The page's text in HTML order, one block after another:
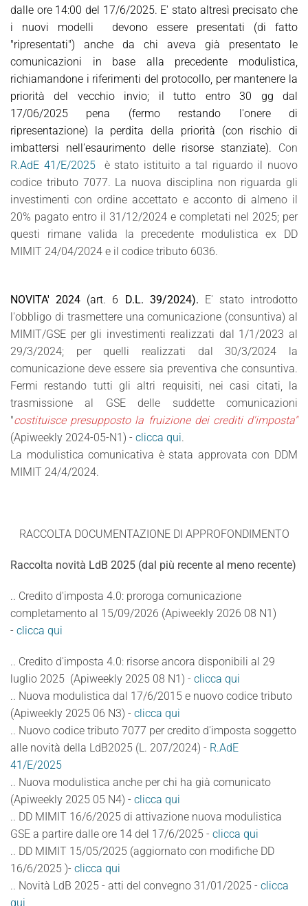
dalle ore 14:00 del 17/6/2025. E' stato altresì precisato che
i nuovi modelli devono essere presentati (di fatto
"ripresentati") anche da chi aveva già presentato le
comunicazioni in base alla precedente modulistica,
richiamandone i riferimenti del protocollo, per mantenere la
priorità del vecchio invio; il tutto entro 30 gg dal
17/06/2025 pena (fermo restando l'onere di
ripresentazione) la perdita della priorità (con rischio di
imbattersi nell'esaurimento delle risorse stanziate). Con
R.AdE 41/E/2025è stato istituito a tal riguardo il nuovo
codice tributo 7077. La nuova disciplina non riguarda gli
investimenti con ordine accettato e acconto di almeno il
20% pagato entro il 31/12/2024 e completati nel 2025; per
questi rimane valida la precedente modulistica ex DD
MIMIT 24/04/2024 e il codice tributo 6036.
NOVITA' 2024 (art. 6 D.L. 39/2024). E' stato introdotto
l'obbligo di trasmettere una comunicazione (consuntiva) al
MIMIT/GSE per gli investimenti realizzati dal 1/1/2023 al
29/3/2024; per quelli realizzati dal 30/3/2024 la
comunicazione deve essere sia preventiva che consuntiva.
Fermi restando tutti gli altri requisiti, nei casi citati, la
trasmissione al GSE delle suddette comunicazioni
"costituisce presupposto la fruizione dei crediti d'imposta"
(Apiweekly 2024-05-N1) - clicca qui.
La modulistica comunicativa è stata approvata con DDM
MIMIT 24/4/2024.
RACCOLTA DOCUMENTAZIONE DI APPROFONDIMENTO
Raccolta novità LdB 2025 (dal più recente al meno recente)
.. Credito d'imposta 4.0: proroga comunicazione
completamento al 15/09/2026 (Apiweekly 2026 08 N1)
- clicca qui
.. Credito d'imposta 4.0: risorse ancora disponibili al 29
luglio 2025 (Apiweekly 2025 08 N1) - clicca qui
.. Nuova modulistica dal 17/6/2015 e nuovo codice tributo
(Apiweekly 2025 06 N3) - clicca qui
.. Nuovo codice tributo 7077 per credito d'imposta soggetto
alle novità della LdB2025 (L. 207/2024) - R.AdE
41/E/2025
.. Nuova modulistica anche per chi ha già comunicato
(Apiweekly 2025 05 N4) - clicca qui
.. DD MIMIT 16/6/2025 di attivazione nuova modulistica
GSE a partire dalle ore 14 del 17/6/2025 - clicca qui
.. DD MIMIT 15/05/2025 (aggiornato con modifiche DD
16/6/2025 )- clicca qui
.. Novità LdB 2025 - atti del convegno 31/01/2025 - clicca
qui